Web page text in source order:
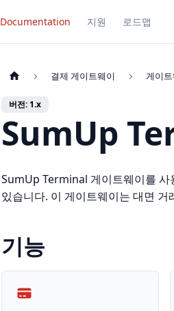
Documentation 지원 로드맵
결제 게이트웨이 게이
버전: 1.x
SumUp
SumUp Terminal 게이트웨이를 사
있습니다. 이 게이트웨이는 대면
기능